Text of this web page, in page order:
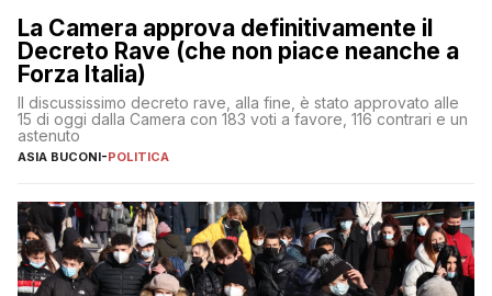
La Camera approva definitivamente il
Decreto Rave (che non piace neanche a
Forza Italia)
Il discussissimo decreto rave, alla fine, è stato approvato alle
15 di oggi dalla Camera con 183 voti a favore, 116 contrari e un
astenuto
ASIA BUCONI-POLITICA